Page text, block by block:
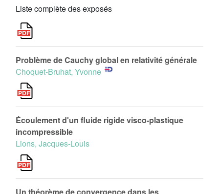
Liste complète des exposés
Problème de Cauchy global en relativité générale
Choquet-Bruhat, Yvonne
Écoulement d'un fluide rigide visco-plastique
incompressible
Lions, Jacques-Louis